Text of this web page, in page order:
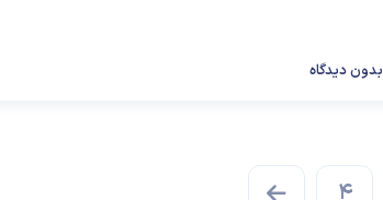
بدون دیدگاه
4